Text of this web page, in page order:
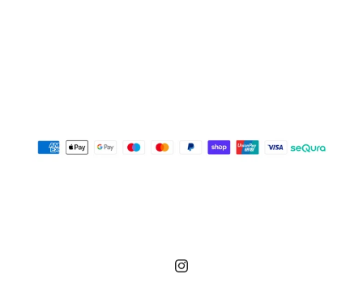
Instagram